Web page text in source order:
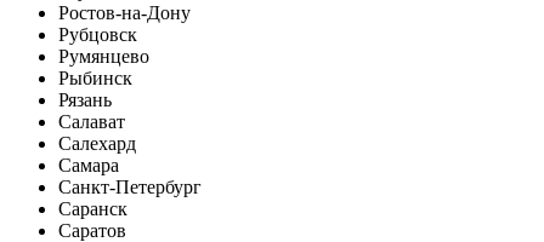
Ростов-на-Дону
Рубцовск
Румянцево
Рыбинск
Рязань
Салават
Салехард
Самара
Санкт-Петербург
Саранск
Саратов